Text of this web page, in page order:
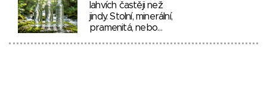
lahvích častěji než
jindy. Stolní, minerální,
pramenitá, nebo…